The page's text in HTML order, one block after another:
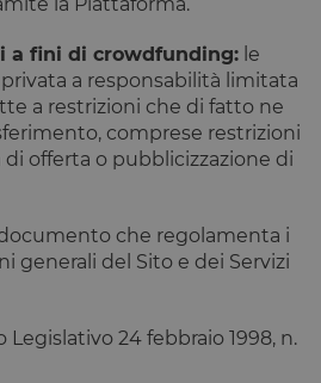
a fini di crowdfunding: le
a responsabilità limitata
a restrizioni che di fatto ne
comprese restrizioni
offerta o pubblicizzazione di
che regolamenta i
generali del Sito e dei Servizi
Legislativo 24 febbraio 1998, n.